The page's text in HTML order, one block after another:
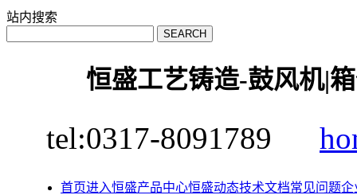
站内搜索
恒盛工艺铸造-鼓风机|
tel:0317-8091789
首页进入恒盛产品中心恒盛动态技术文档常见问题企